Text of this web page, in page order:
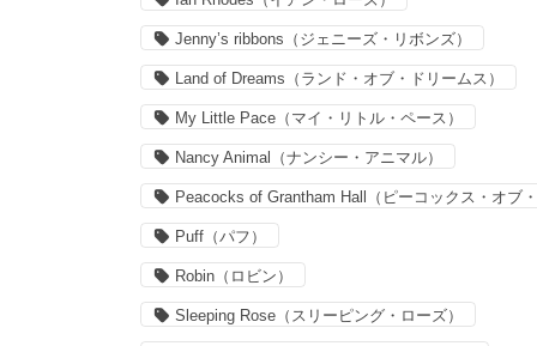
Jenny’s ribbons（ジェニーズ・リボンズ）
Land of Dreams（ランド・オブ・ドリームス）
My Little Pace（マイ・リトル・ペース）
Nancy Animal（ナンシー・アニマル）
Peacocks of Grantham Hall（ピーコックス・オブ
Puff（パフ）
Robin（ロビン）
Sleeping Rose（スリーピング・ローズ）